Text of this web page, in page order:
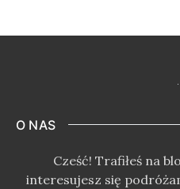
O NAS
Cześć! Trafiłeś na
interesujesz się